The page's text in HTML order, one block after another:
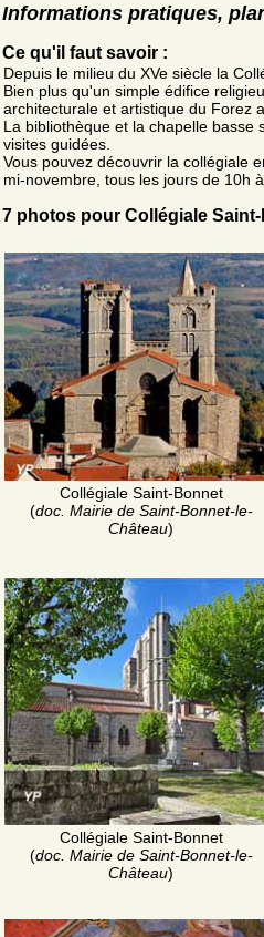
Informations pratiques,
Ce qu'il faut savoir :
Depuis le milieu du XVe siècle la
Bien plus qu'un simple édifice
architecturale et artistique du Forez
La bibliothèque et la chapelle basse
visites guidées.
Vous pouvez découvrir la collégiale
mi-novembre, tous les jours de 10h
7 photos pour Collégiale
Collégiale Saint-Bonnet
(doc. Mairie de Saint-Bonnet-le-
Château)
Collégiale Saint-Bonnet
(doc. Mairie de Saint-Bonnet-le-
Château)